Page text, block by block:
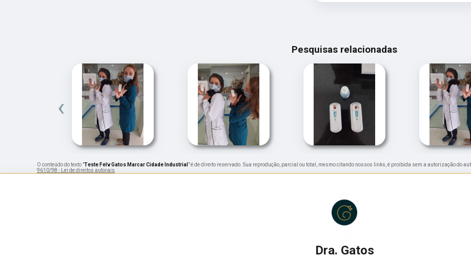
Pesquisas relacionadas
‹
O conteúdo do texto "Teste Felv Gatos Marcar Cidade Industrial " é de direito reservado. Sua reprodução, parcial ou total, mesmo citando nossos links, é proibida sem a autorização do
9610/98 - Lei de direitos autorais.
Dra. Gatos